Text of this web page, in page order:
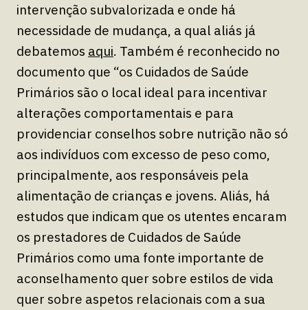
intervenção subvalorizada e onde há
necessidade de mudança, a qual aliás já
debatemos aqui. Também é reconhecido no
documento que “os Cuidados de Saúde
Primários são o local ideal para incentivar
alterações comportamentais e para
providenciar conselhos sobre nutrição não só
aos indivíduos com excesso de peso como,
principalmente, aos responsáveis pela
alimentação de crianças e jovens. Aliás, há
estudos que indicam que os utentes encaram
os prestadores de Cuidados de Saúde
Primários como uma fonte importante de
aconselhamento quer sobre estilos de vida
quer sobre aspetos relacionais com a sua